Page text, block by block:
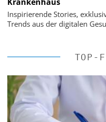
Krankenhaus
Inspirierende Stories,
Trends aus der digitalen
TOP-